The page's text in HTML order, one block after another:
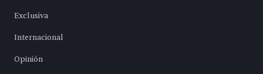
Exclusiva
Internacional
Opinión